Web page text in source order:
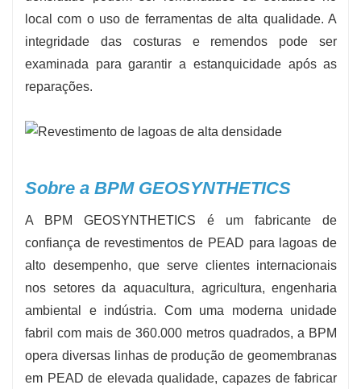
local com o uso de ferramentas de alta qualidade. A
integridade das costuras e remendos pode ser
examinada para garantir a estanquicidade após as
reparações.
Sobre a BPM GEOSYNTHETICS
A BPM GEOSYNTHETICS é um fabricante de
confiança de revestimentos de PEAD para lagoas de
alto desempenho, que serve clientes internacionais
nos setores da aquacultura, agricultura, engenharia
ambiental e indústria. Com uma moderna unidade
fabril com mais de 360.000 metros quadrados, a BPM
opera diversas linhas de produção de geomembranas
em PEAD de elevada qualidade, capazes de fabricar